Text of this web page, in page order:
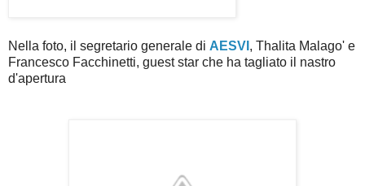
Nella foto, il segretario generale di AESVI , Thalita Malago' e
Francesco Facchinetti, guest star che ha tagliato il nastro
d'apertura